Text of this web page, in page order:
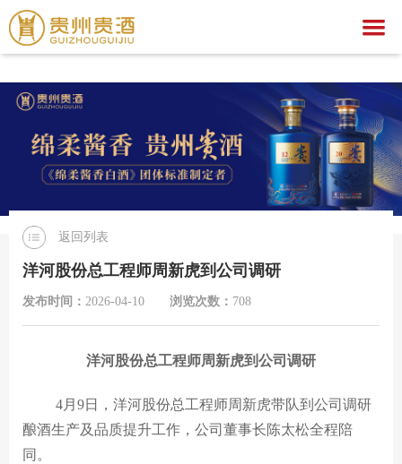
爱游戏,中国一站式爱游戏体育服务官网
关于我们
集团简介
企业荣誉
贵酒匠心
爱游戏,中国一站式爱游戏体育服务官网
公示公告
贵酒美文
产品中心
贵酒樽系列
贵酒(金/红)系列
贵酒品系列
贵酒贵阳大曲系列
贵酒黔春酒系列
党团建设
厂区旅游
招标公告
中标公告
经营者信息
招聘中心
人才理念
校园招聘
返回列表
洋河股份总工程师周新虎到公司调研
发布时间： 2026-04-10 浏览次数： 708
洋河股份总工程师周新虎到公司 调研
4月9日，洋河股份总工程师周新虎带队到 公司调研
酿酒生产及品质提升工作，公司董事长陈太松全程陪
同。